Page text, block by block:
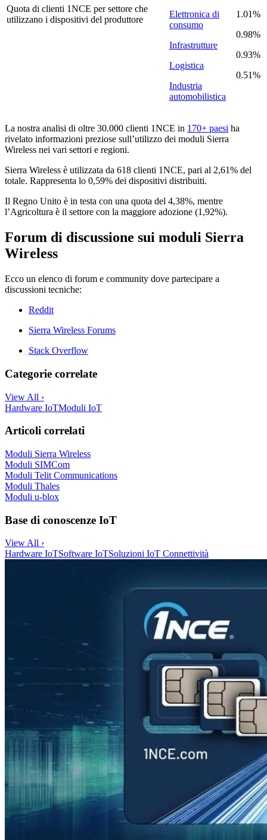
Quota di clienti 1NCE per settore che
utilizzano i dispositivi del produttore
Elettronica di
consumo
Infrastrutture
Logistica
Industria
automobilistica
1.01%
0.98%
0.93%
0.51%
La nostra analisi di oltre 30.000 clienti 1NCE in 170+ paesi ha
rivelato informazioni preziose sull’utilizzo dei moduli Sierra
Wireless nei vari settori e regioni.
Sierra Wireless è utilizzata da 618 clienti 1NCE, pari al 2,61% del
totale. Rappresenta lo 0,59% dei dispositivi distribuiti.
Il Regno Unito è in testa con una quota del 4,38%, mentre
l’Agricoltura è il settore con la maggiore adozione (1,92%).
Forum di discussione sui moduli Sierra
Wireless
Ecco un elenco di forum e community dove partecipare a
discussioni tecniche:
Reddit
Sierra Wireless Forums
Stack Overflow
Categorie correlate
View All ›
Hardware IoTModuli IoT
Articoli correlati
Moduli Sierra Wireless
Moduli SIMCom
Moduli Telit Communications
Moduli Thales
Moduli u-blox
Base di conoscenze IoT
View All ›
Hardware IoTSoftware IoTSoluzioni IoT Connettività